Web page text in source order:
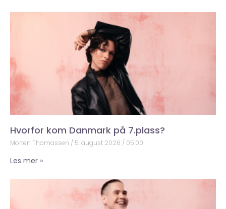
Hvorfor kom Danmark på 7.plass?
Morten Thomassen 5. august 2026 05:00
Les mer »